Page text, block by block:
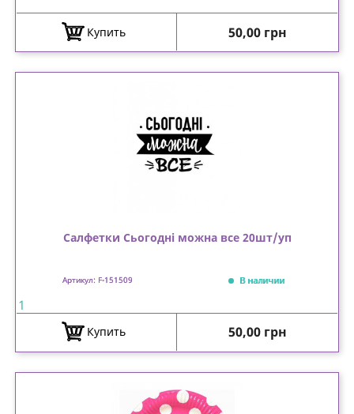
Купить Цена
50,00 грн
Салфетки Сьогодні можна все 20шт/уп
Артикул: F-151509 В наличии
1
Купить Цена
50,00 грн